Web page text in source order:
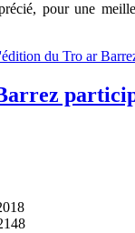
pour une
du Tro ar